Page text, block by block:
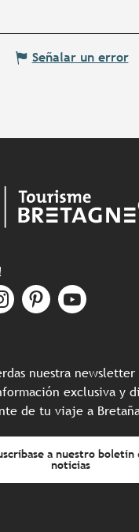
Señalar un error
nuestra newsletter
exclusiva y
de tu viaje a
a nuestro boletín
noticias